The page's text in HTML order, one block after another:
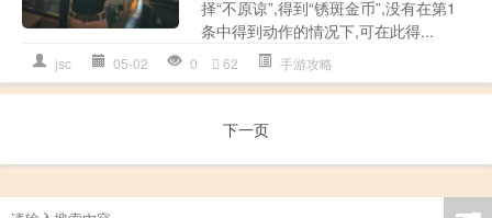
择“不原谅”,得到“锈斑金币”,没有在第1
条中得到动作的情况下,可在此得...
jsc 05-02 0 62 手游攻略
下一页